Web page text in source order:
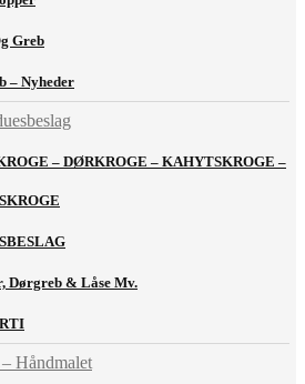
Greb
– Nyheder
– DØRKROGE – KAHYTSKROGE –
Dørgreb & Låse Mv.
Håndmalet